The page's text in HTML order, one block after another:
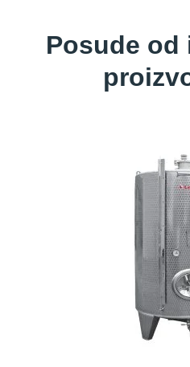
Posude od